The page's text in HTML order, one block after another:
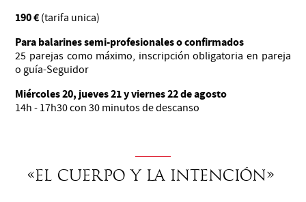
190 €(tarifa unica)
Para balarines semi-profesionales o confirmados
25 parejas como máximo, inscripción obligatoria en pareja
o guía-Seguidor
Miércoles 20, jueves 21 y viernes 22 de agosto
14h - 17h30 con 30 minutos de descanso
«El cuerpo y la intención»